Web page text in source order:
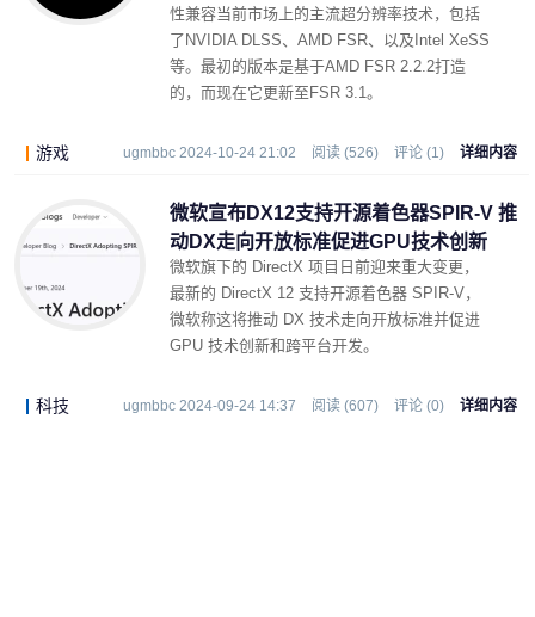
性兼容当前市场上的主流超分辨率技术，包括
了NVIDIA DLSS、AMD FSR、以及Intel XeSS
等。最初的版本是基于AMD FSR 2.2.2打造
的，而现在它更新至FSR 3.1。
游戏 ugmbbc 2024-10-24 21:02 阅读 (526) 评论 (1) 详细内容
微软宣布DX12支持开源着色器SPIR-V 推
动DX走向开放标准促进GPU技术创新
微软旗下的 DirectX 项目日前迎来重大变更，
最新的 DirectX 12 支持开源着色器 SPIR-V，
微软称这将推动 DX 技术走向开放标准并促进
GPU 技术创新和跨平台开发。
科技 ugmbbc 2024-09-24 14:37 阅读 (607) 评论 (0) 详细内容